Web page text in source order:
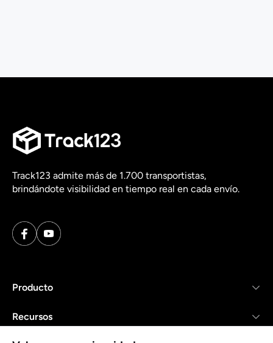
Track123 admite más de 1.700 transportistas,
brindándote visibilidad en tiempo real en cada envío.
Producto
Recursos